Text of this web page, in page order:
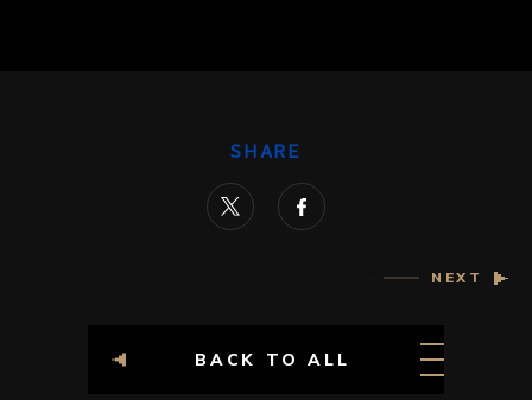
SHARE
NEXT
BACK TO ALL